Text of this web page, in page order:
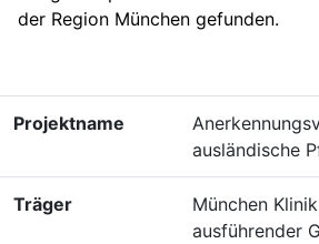
der Region München gefunden.
Projektname
ausländische
Träger
München
ausführender